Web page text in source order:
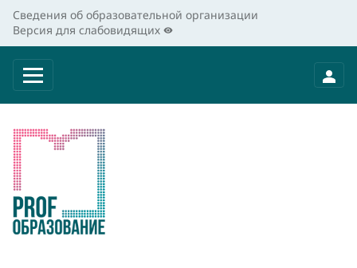
Сведения об образовательной организации
Версия для слабовидящих